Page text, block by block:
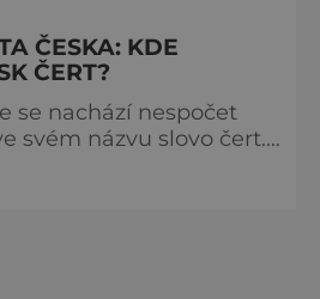
ČESKA: KDE
ČERT?
se nachází nespočet
svém názvu slovo čert.
kopce, vypadá to,